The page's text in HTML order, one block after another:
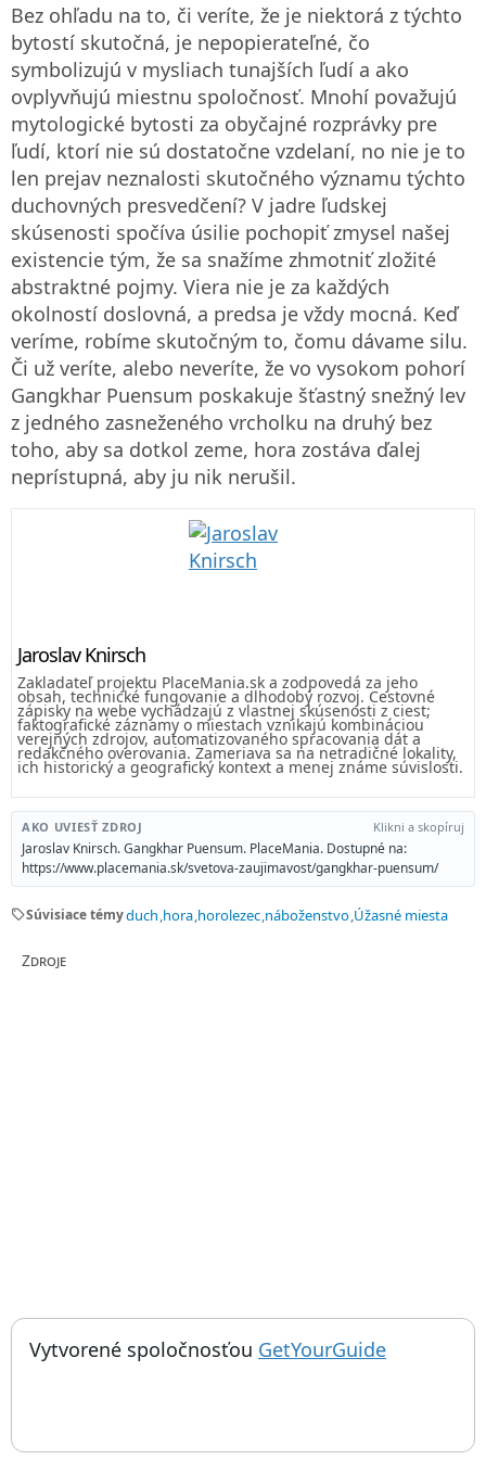
Bez ohľadu na to, či veríte, že je niektorá z týchto
bytostí skutočná, je nepopierateľné, čo
symbolizujú v mysliach tunajších ľudí a ako
ovplyvňujú miestnu spoločnosť. Mnohí považujú
mytologické bytosti za obyčajné rozprávky pre
ľudí, ktorí nie sú dostatočne vzdelaní, no nie je to
len prejav neznalosti skutočného významu týchto
duchovných presvedčení? V jadre ľudskej
skúsenosti spočíva úsilie pochopiť zmysel našej
existencie tým, že sa snažíme zhmotniť zložité
abstraktné pojmy. Viera nie je za každých
okolností doslovná, a predsa je vždy mocná. Keď
veríme, robíme skutočným to, čomu dávame silu.
Či už veríte, alebo neveríte, že vo vysokom pohorí
Gangkhar Puensum poskakuje šťastný snežný lev
z jedného zasneženého vrcholku na druhý bez
toho, aby sa dotkol zeme, hora zostáva ďalej
neprístupná, aby ju nik nerušil.
Jaroslav Knirsch
Zakladateľ projektu PlaceMania.sk a zodpovedá za jeho
obsah, technické fungovanie a dlhodobý rozvoj. Cestovné
zápisky na webe vychádzajú z vlastnej skúsenosti z ciest;
faktografické záznamy o miestach vznikajú kombináciou
verejných zdrojov, automatizovaného spracovania dát a
redakčného overovania. Zameriava sa na netradičné lokality,
ich historický a geografický kontext a menej známe súvislosti.
AKO UVIESŤ ZDROJ Klikni a skopíruj
Jaroslav Knirsch. Gangkhar Puensum. PlaceMania. Dostupné na:
https://www.placemania.sk/svetova-zaujimavost/gangkhar-puensum/
sellSúvisiace témyduch hora horolezec náboženstvo Úžasné miesta
Zdroje
Things to do near Gangkhar Puensum, Kangkar Pünzum,
Vytvorené spoločnosťou GetYourGuide; otvorí sa